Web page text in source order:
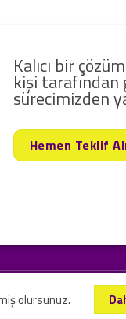
Kalıcı bir
kişi tarafından
sürecimizden
Hemen Teklif
vermekteyiz. Web
olursunuz.